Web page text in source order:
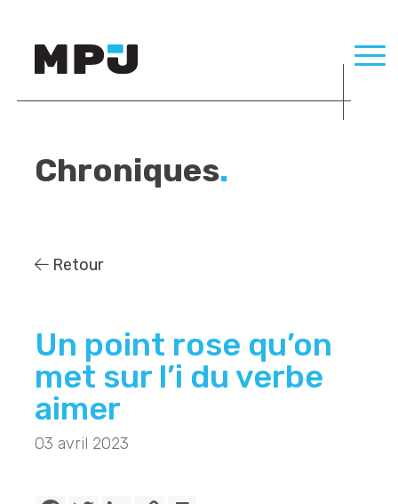
Chroniques.
Retour
Un point rose qu’on
met sur l’i du verbe
aimer
03 avril 2023